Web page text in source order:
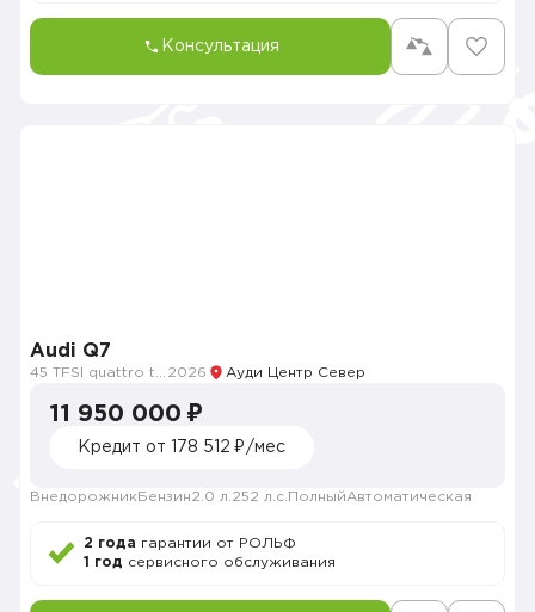
Консультация
Audi Q7
2026 Ауди Центр Север
11 950 000 ₽
Кредит от 178 512 ₽/мес
Внедорожник Бензин2.0 л. 252 л.с. ПолныйАвтоматическая
2 года гарантии от РОЛЬФ
1 год сервисного обслуживания